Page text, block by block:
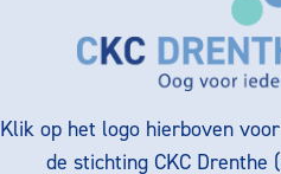
Klik op het logo hierboven
de stichting CKC